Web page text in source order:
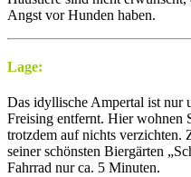
Angst vor Hunden haben.
Lage:
Das idyllische Ampertal ist nur
Freising entfernt. Hier wohnen
trotzdem auf nichts verzichten.
seiner schönsten Biergärten
Fahrrad nur ca. 5 Minuten.